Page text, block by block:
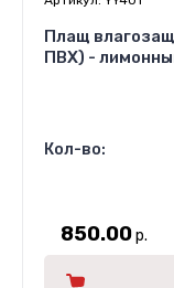
Плащ
ПВХ) -
Кол-во:
850.00р.